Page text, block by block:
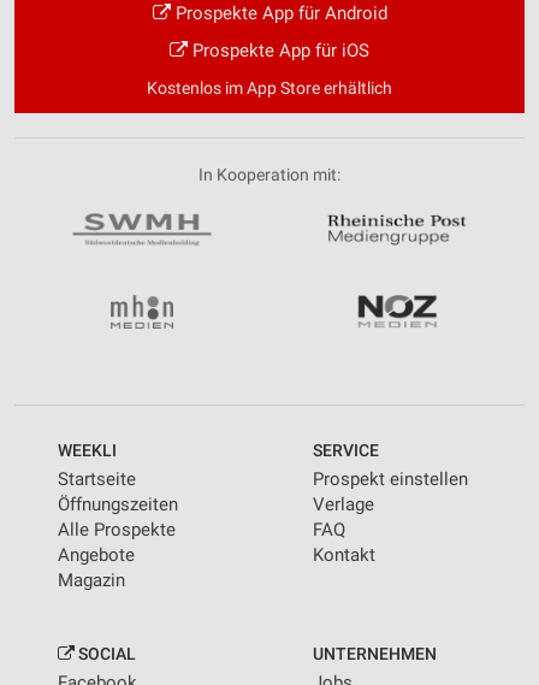
Prospekte App für Android
Prospekte App für iOS
Kostenlos im App Store erhältlich
In Kooperation mit:
WEEKLI
Startseite
Öffnungszeiten
Alle Prospekte
Angebote
Magazin
SERVICE
Prospekt einstellen
Verlage
FAQ
Kontakt
SOCIAL UNTERNEHMEN